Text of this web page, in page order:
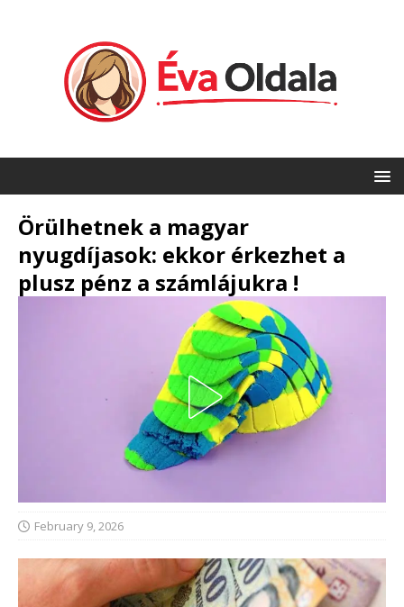
Örülhetnek a magyar
nyugdíjasok: ekkor érkezhet a
plusz pénz a számlájukra !
February 9, 2026